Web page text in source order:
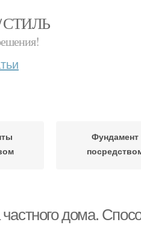
СТИЛЬ
Фундамент
дома.